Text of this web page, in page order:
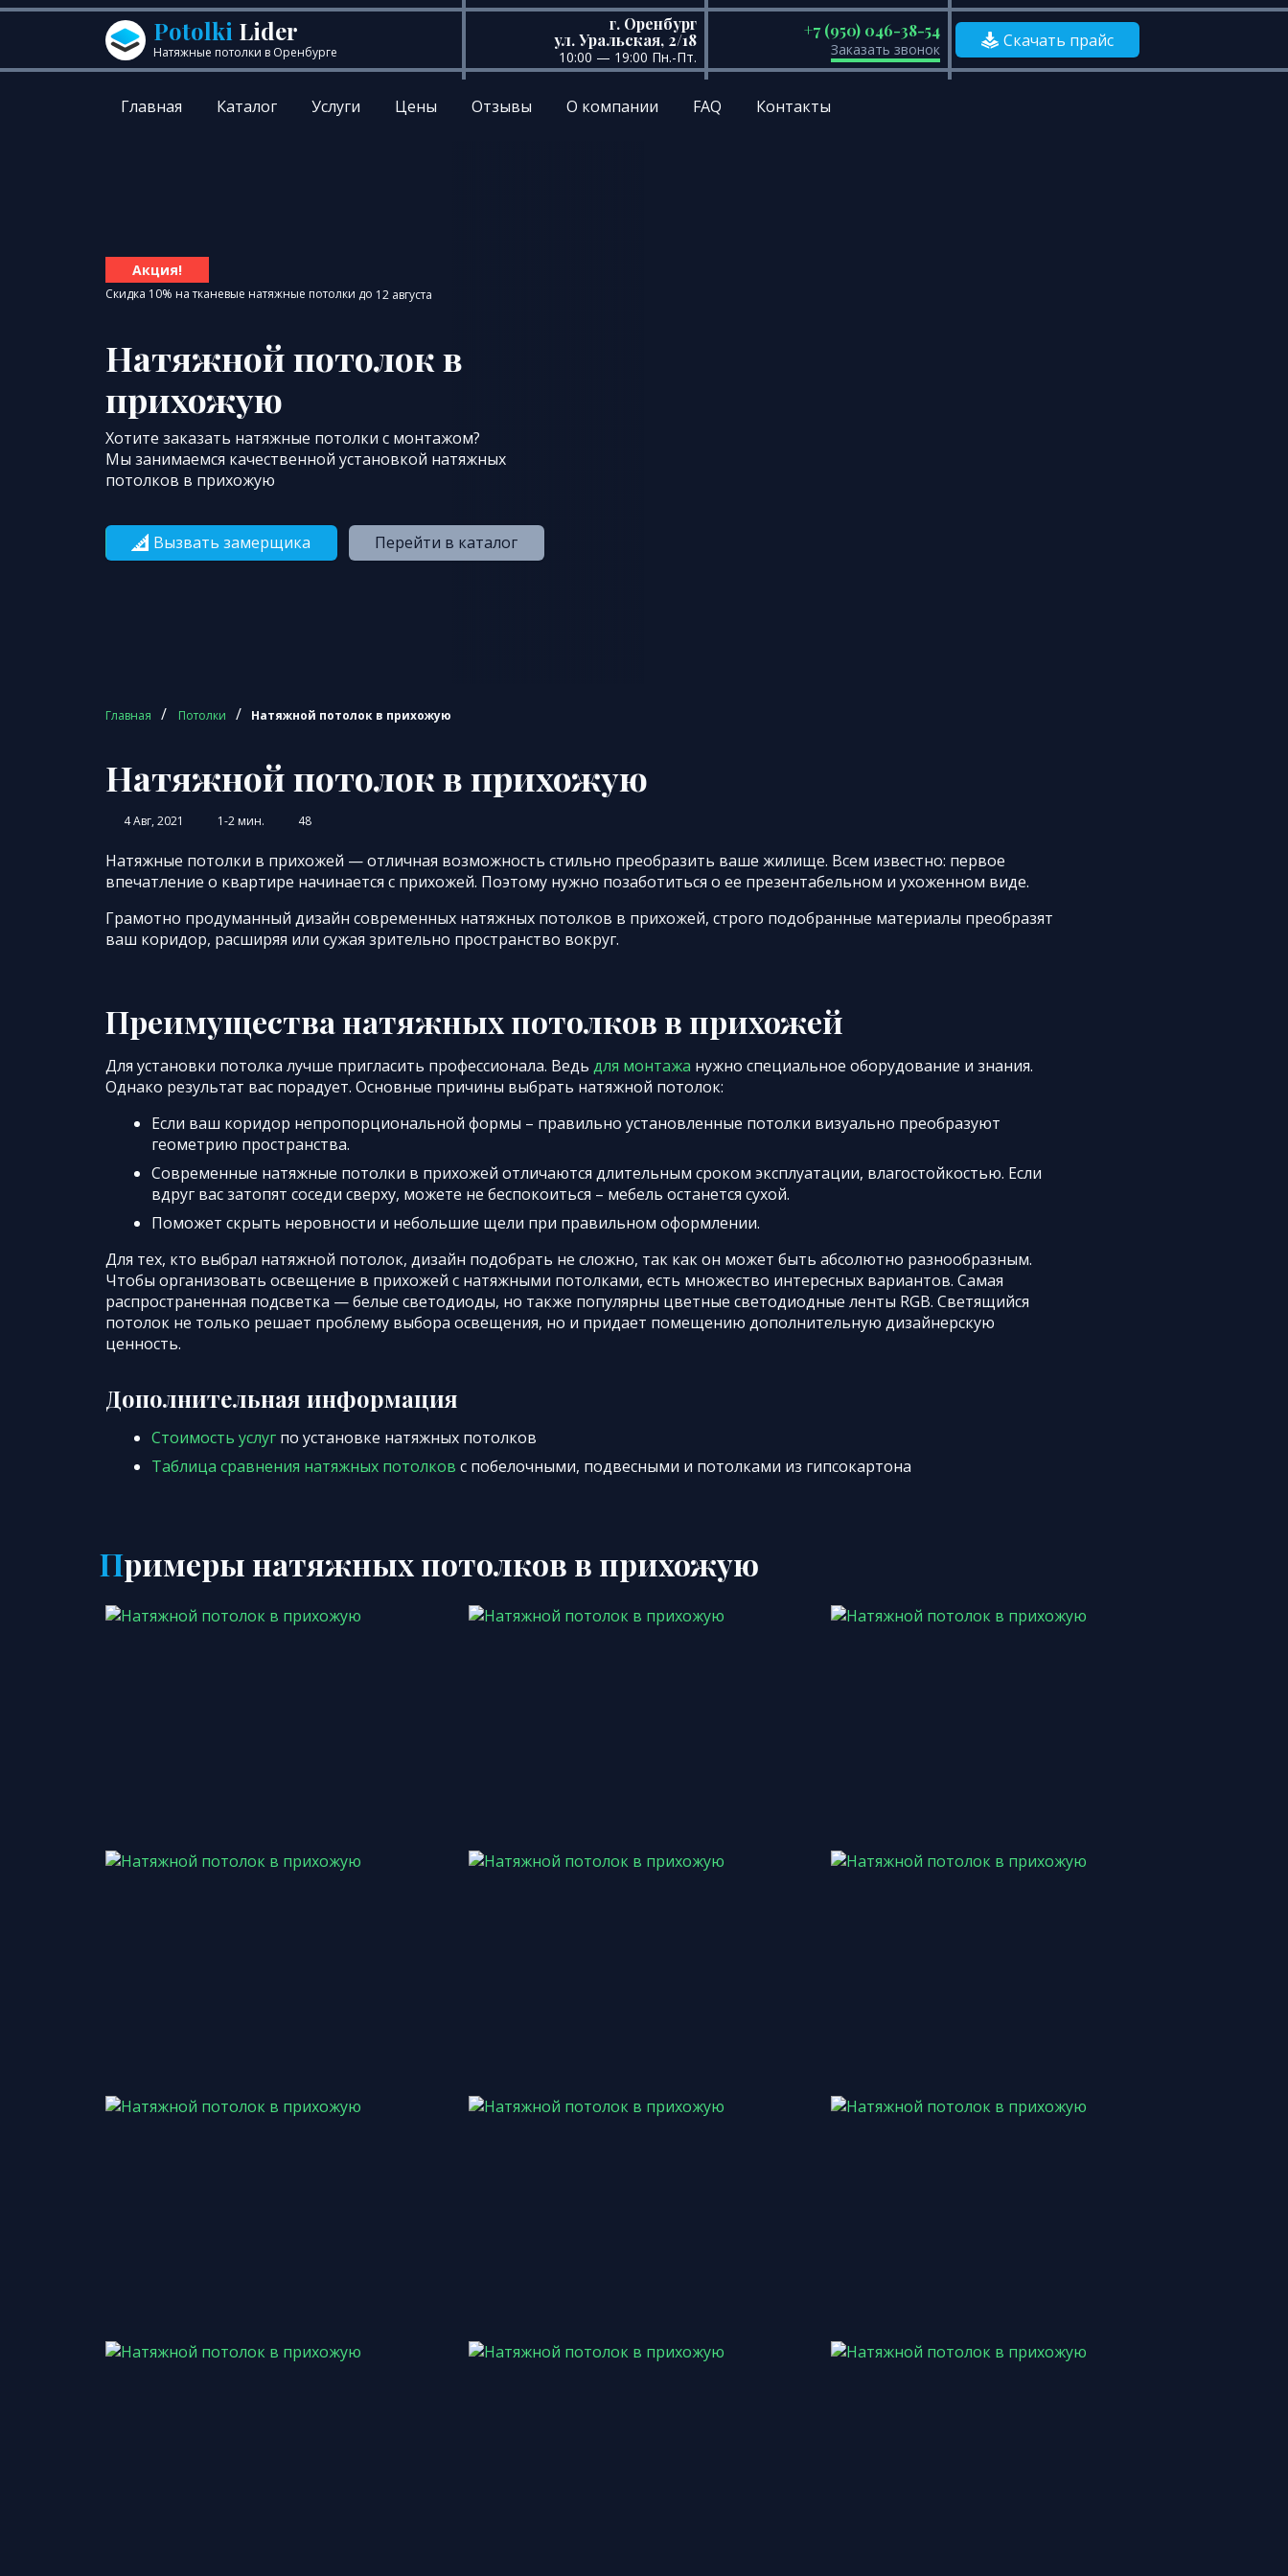
Перейти к содержанию
Potolki Lider
Натяжные потолки в Оренбурге
г. Оренбург
ул. Уральская, 2/18
10:00 — 19:00 Пн.-Пт.
+7 (950) 046-38-54
Заказать звонок Скачать прайс
Главная Каталог Услуги Цены Отзывы О компании FAQ Контакты
Акция!
Скидка 10% на тканевые натяжные потолки до 12 августа
Натяжной потолок в
прихожую
Хотите заказать натяжные потолки с монтажом?
Мы занимаемся качественной установкой натяжных
потолков в прихожую
Вызвать замерщика Перейти в каталог
Главная / Потолки / Натяжной потолок в прихожую
Натяжной потолок в прихожую
4 Авг, 2021 1-2 мин. 48
Натяжные потолки в прихожей — отличная возможность стильно преобразить ваше жилище. Всем известно: первое
впечатление о квартире начинается с прихожей. Поэтому нужно позаботиться о ее презентабельном и ухоженном виде.
Грамотно продуманный дизайн современных натяжных потолков в прихожей, строго подобранные материалы преобразят
ваш коридор, расширяя или сужая зрительно пространство вокруг.
Преимущества натяжных потолков в прихожей
Для установки потолка лучше пригласить профессионала. Ведь для монтажа нужно специальное оборудование и знания.
Однако результат вас порадует. Основные причины выбрать натяжной потолок:
Если ваш коридор непропорциональной формы – правильно установленные потолки визуально преобразуют
геометрию пространства.
Современные натяжные потолки в прихожей отличаются длительным сроком эксплуатации, влагостойкостью. Если
вдруг вас затопят соседи сверху, можете не беспокоиться – мебель останется сухой.
Поможет скрыть неровности и небольшие щели при правильном оформлении.
Для тех, кто выбрал натяжной потолок, дизайн подобрать не сложно, так как он может быть абсолютно разнообразным.
Чтобы организовать освещение в прихожей с натяжными потолками, есть множество интересных вариантов. Самая
распространенная подсветка — белые светодиоды, но также популярны цветные светодиодные ленты RGB. Светящийся
потолок не только решает проблему выбора освещения, но и придает помещению дополнительную дизайнерскую
ценность.
Дополнительная информация
Стоимость услуг по установке натяжных потолков
Таблица сравнения натяжных потолков с побелочными, подвесными и потолками из гипсокартона
Примеры натяжных потолков в прихожую